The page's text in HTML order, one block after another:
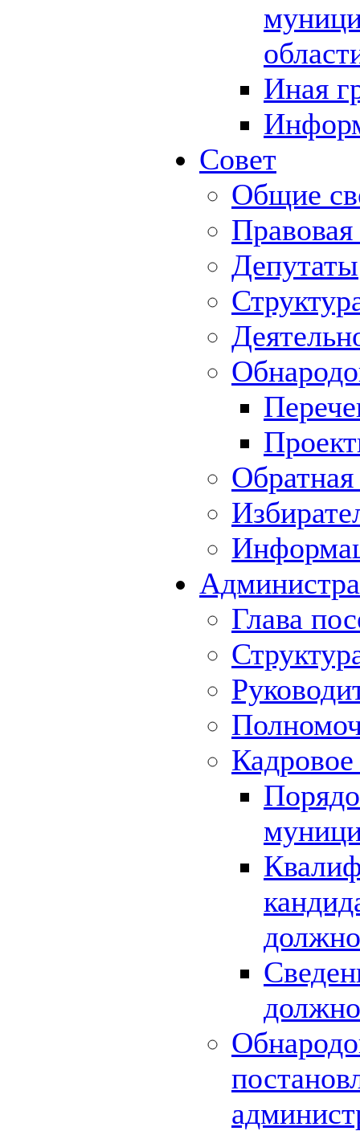
Иная
Совет
Общие
Правовая
Депутаты
Обратная
Глава